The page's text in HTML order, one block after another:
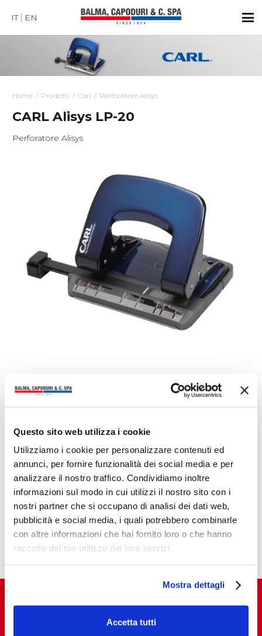
Questo sito web utilizza i cookie
Utilizziamo i cookie per personalizzare contenuti ed
annunci, per fornire funzionalità dei social media e per
analizzare il nostro traffico. Condividiamo inoltre
informazioni sul modo in cui utilizzi il nostro sito con i
nostri partner che si occupano di analisi dei dati web,
pubblicità e social media, i quali potrebbero combinarle
con altre informazioni che hai fornito loro o che hanno
raccolto dal tuo utilizzo dei loro servizi.
Mostra dettagli
Accetta tutti
IT EN
Home Prodotti Carl Perforatore Alisys
CARL Alisys LP-20
Perforatore Alisys
Codici a barre (0.04 Mb)
Caratteristiche costruttive
Caratteristiche tecnico-funzionali
Note descrittive
Foto gallery